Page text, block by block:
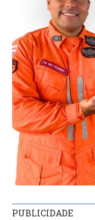
PUBLICIDADE